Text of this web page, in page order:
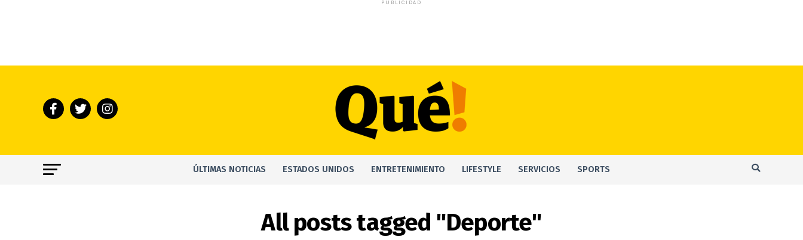
PUBLICIDAD
ÚLTIMAS NOTICIAS ESTADOS UNIDOS ENTRETENIMIENTO LIFESTYLE SERVICIOS SPORTS
All posts tagged "Deporte"